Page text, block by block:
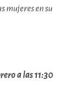
mujeres en su
a las 11:30